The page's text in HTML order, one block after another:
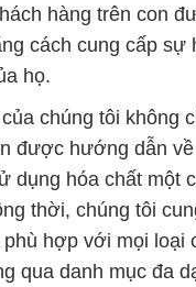
được hướng dẫn về
dụng hóa chất một
thời, chúng tôi
phù hợp với mọi loại
qua danh mục đa
bảo vệ thực vật
bền vững và sự hài
của chúng tôi.